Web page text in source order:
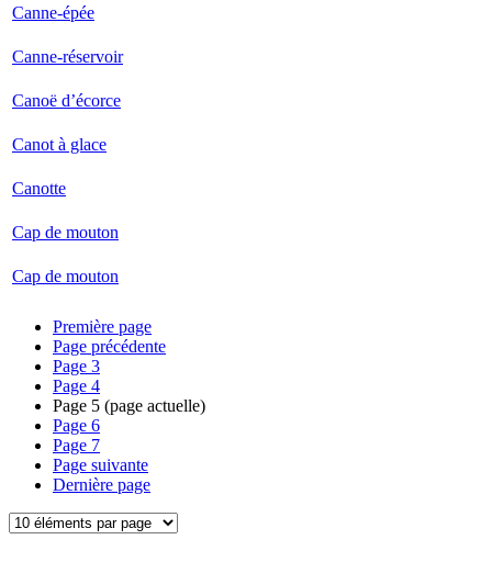
Canne-épée
Canne-réservoir
Canoë d’écorce
Canot à glace
Canotte
Cap de mouton
Cap de mouton
Première page
Page précédente
Page 3
Page 4
Page 5 (page actuelle)
Page 6
Page 7
Page suivante
Dernière page